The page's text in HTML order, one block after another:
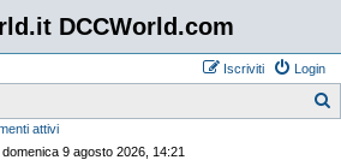
DCCWorld.com
Login
Iscriviti
attivi
9 agosto 2026, 14:21